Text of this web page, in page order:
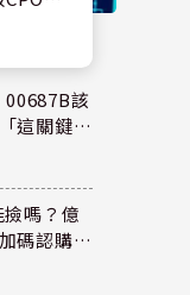
該
這關鍵」
嗎？億
碼認購？